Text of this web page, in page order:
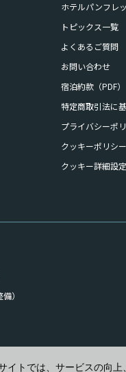
ホテルパンフレッ
トピックス一覧
よくあるご質問
お問い合わせ
宿泊約款（PDF）
特定商取引法に
プライバシーポ
クッキーポリシー
クッキー詳細設定
）
イトでは、サービスの向上